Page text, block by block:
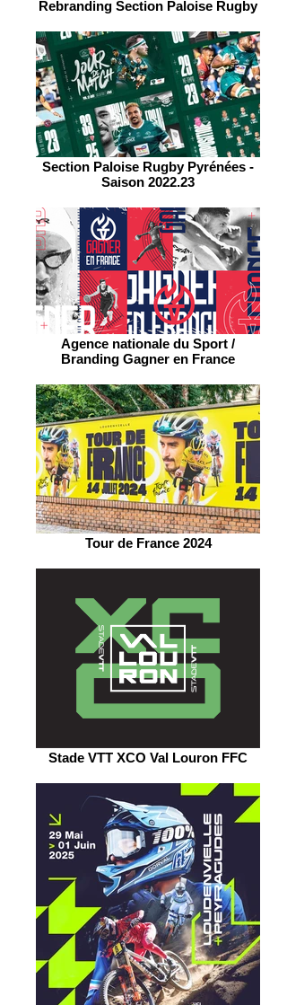
Rebranding Section Paloise Rugby
Section Paloise Rugby Pyrénées -
Saison 2022.23
Agence nationale du Sport /
Branding Gagner en France
Tour de France 2024
Stade VTT XCO Val Louron FFC